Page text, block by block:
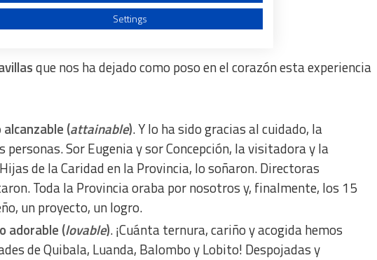
que nos ha dejado como poso en el corazón esta experiencia
(attainable). Y lo ha sido gracias al cuidado, la
Sor Eugenia y sor Concepción, la visitadora y la
de la Caridad en la Provincia, lo soñaron. Directoras
Toda la Provincia oraba por nosotros y, finalmente, los 15
un proyecto, un logro.
adorable (lovable). ¡Cuánta ternura, cariño y acogida hemos
de Quibala, Luanda, Balombo y Lobito! Despojadas y
Settings